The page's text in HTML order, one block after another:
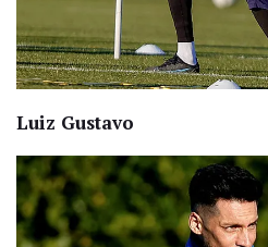
Luiz Gustavo